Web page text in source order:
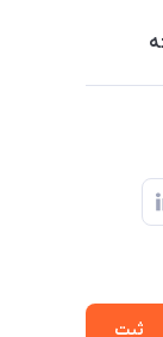
ثبت